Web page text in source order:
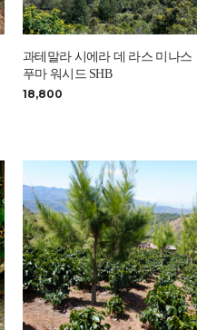
과테말라 시에라 데 라스 미나스
푸마 워시드 SHB
18,800